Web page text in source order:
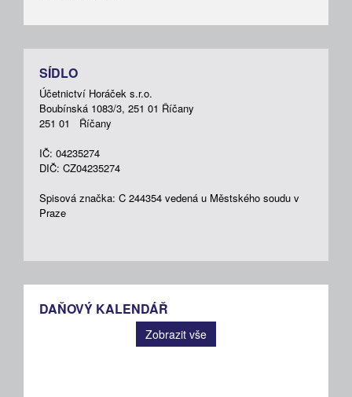
SÍDLO
Účetnictví Horáček s.r.o.
Boubínská 1083/3, 251 01 Říčany
251 01 Říčany
IČ: 04235274
DIČ: CZ04235274
Spisová značka: C 244354 vedená u Městského soudu v
Praze
DAŇOVÝ KALENDÁŘ
Zobrazit vše